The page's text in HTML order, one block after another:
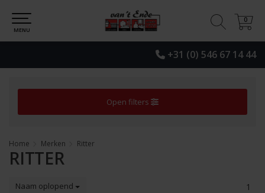
+31 (0) 546 67 14 44
0
0
MENU
Open filters
Home Merken Ritter
RITTER
Naam oplopend 1